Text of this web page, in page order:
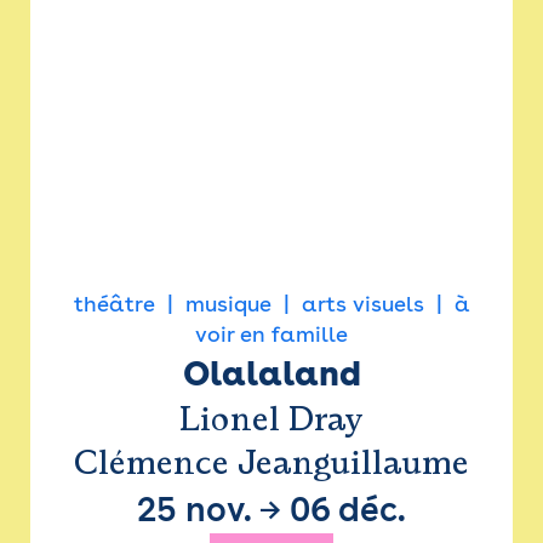
théâtre musique arts visuels
à
voir en famille
Olalaland
Lionel Dray
Clémence Jeanguillaume
25 nov. → 06 déc.